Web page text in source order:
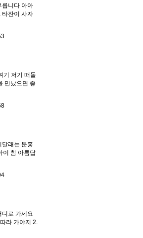
릅니다 아아
타잔이 사자
기 저기 떠돌
만났으면 좋
달래는 분홍
이 참 아름답
디로 가세요
라 가야지 2.